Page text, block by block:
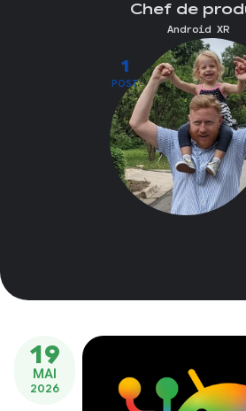
1
POST
Chef de
Android XR
19
MAI
2026